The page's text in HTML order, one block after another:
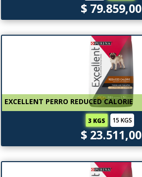
$ 79.859,00
EXCELLENT PERRO REDUCED CALORIE
3 KGS 15 KGS
$ 23.511,00